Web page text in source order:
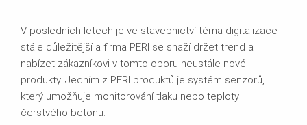
V posledních letech je ve stavebnictví téma digitalizace
stále důležitější a firma PERI se snaží držet trend a
nabízet zákazníkovi v tomto oboru neustále nové
produkty. Jedním z PERI produktů je systém senzorů,
který umožňuje monitorování tlaku nebo teploty
čerstvého betonu.